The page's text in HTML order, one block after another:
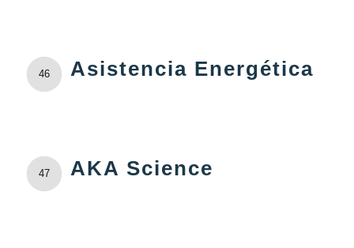
46 Asistencia Energética
47 AKA Science